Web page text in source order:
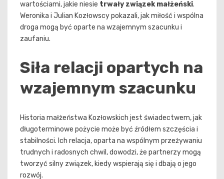
wartościami, jakie niesie trwały związek małżeński.
Weronika i Julian Kozłowscy pokazali, jak miłość i wspólna
droga mogą być oparte na wzajemnym szacunku i
zaufaniu.
Siła relacji opartych na
wzajemnym szacunku
Historia małżeństwa Kozłowskich jest świadectwem, jak
długoterminowe pożycie może być źródłem szczęścia i
stabilności. Ich relacja, oparta na wspólnym przeżywaniu
trudnych i radosnych chwil, dowodzi, że partnerzy mogą
tworzyć silny związek, kiedy wspierają się i dbają o jego
rozwój.